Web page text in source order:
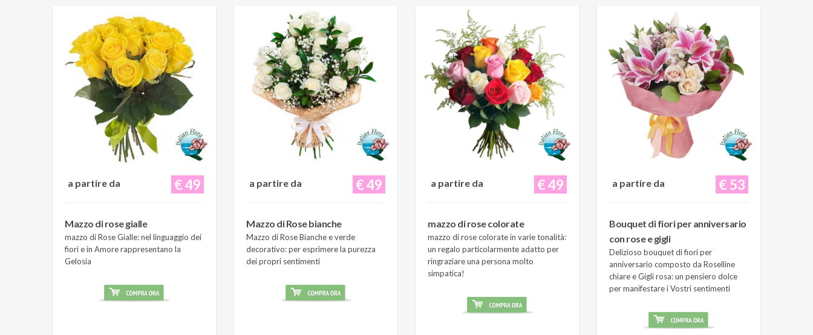
€ 49
a partire da
Mazzo di rose gialle
mazzo di Rose Gialle: nel linguaggio dei
fiori e in Amore rappresentano la
Gelosia
€ 49
a partire da
Mazzo di Rose bianche
Mazzo di Rose Bianche e verde
decorativo: per esprimere la purezza
dei propri sentimenti
€ 49
a partire da
mazzo di rose colorate
mazzo di rose colorate in varie tonalità:
un regalo particolarmente adatto per
ringraziare una persona molto
simpatica!
€ 53
a partire da
Bouquet di fiori per anniversario
con rose e gigli
Delizioso bouquet di fiori per
anniversario composto da Roselline
chiare e Gigli rosa: un pensiero dolce
per manifestare i Vostri sentimenti